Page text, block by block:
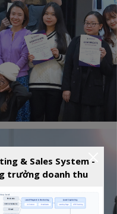
& Sales System -
trưởng doanh thu